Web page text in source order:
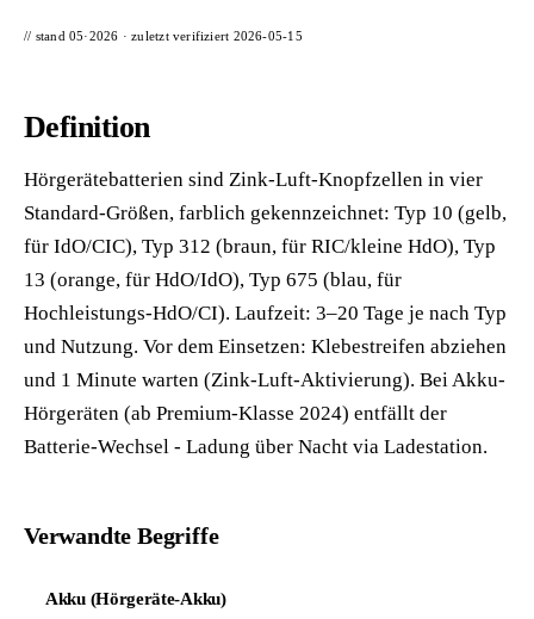
// stand 05·2026 · zuletzt verifiziert 2026-05-15
Definition
Hörgerätebatterien sind Zink-Luft-Knopfzellen in vier
Standard-Größen, farblich gekennzeichnet: Typ 10 (gelb,
für IdO/CIC), Typ 312 (braun, für RIC/kleine HdO), Typ
13 (orange, für HdO/IdO), Typ 675 (blau, für
Hochleistungs-HdO/CI). Laufzeit: 3–20 Tage je nach Typ
und Nutzung. Vor dem Einsetzen: Klebestreifen abziehen
und 1 Minute warten (Zink-Luft-Aktivierung). Bei Akku-
Hörgeräten (ab Premium-Klasse 2024) entfällt der
Batterie-Wechsel - Ladung über Nacht via Ladestation.
Verwandte Begriffe
Akku (Hörgeräte-Akku)